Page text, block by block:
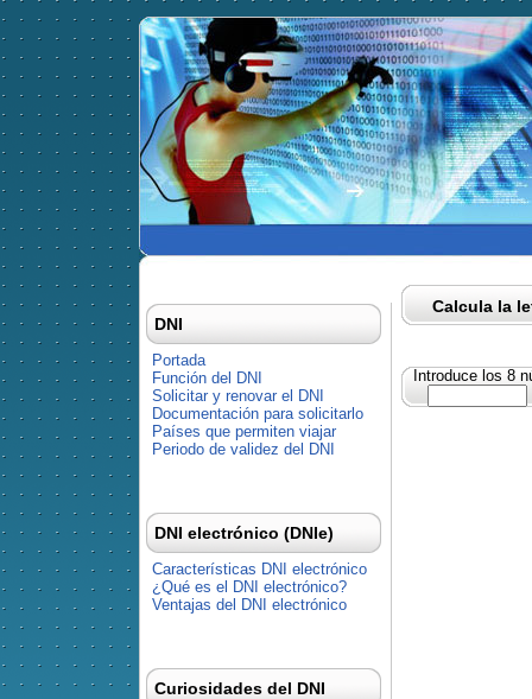
Calcula la
Introduce los 8
DNI
Portada
Función del DNI
Solicitar y renovar el DNI
Documentación para solicitarlo
Países que permiten viajar
Periodo de validez del DNI
DNI electrónico (DNIe)
Características DNI electrónico
¿Qué es el DNI electrónico?
Ventajas del DNI electrónico
Curiosidades del DNI